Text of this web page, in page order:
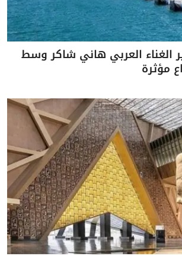
الغناء العربي هاني شاكر وسط
مؤثرة